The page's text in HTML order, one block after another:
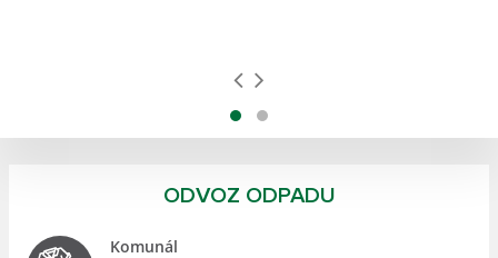
ODVOZ ODPADU
Komunál